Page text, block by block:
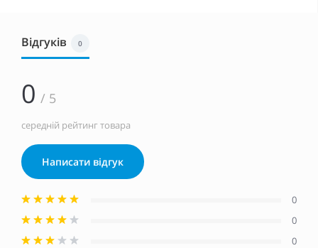
Відгуків 0
0 / 5
середній рейтинг товара
Написати відгук
0
0
0